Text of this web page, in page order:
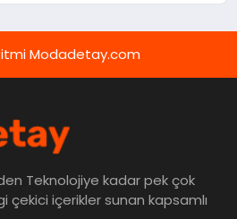
Modadetay.com
Teknolojiye kadar pek çok
içerikler sunan kapsamlı